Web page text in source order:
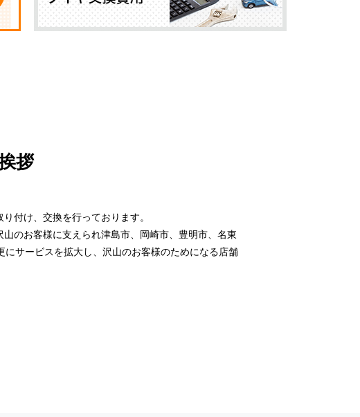
拶
付け、交換を行っております。
のお客様に支えられ津島市、岡崎市、豊明市、名東
サービスを拡大し、沢山のお客様のためになる店舗